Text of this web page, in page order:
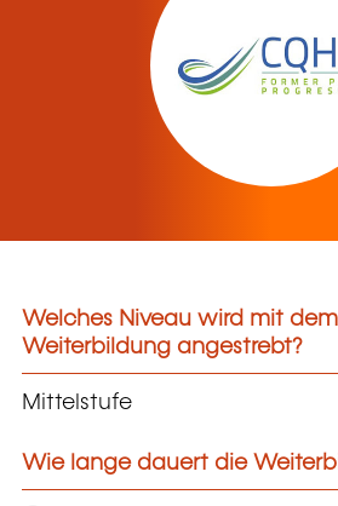
Welches Niveau wird mit
Weiterbildung angestrebt?
Mittelstufe
Wie lange dauert die